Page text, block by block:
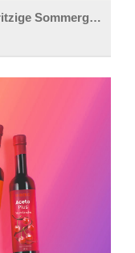
AcetoPlus eignet sich perfekt für spritzige Sommergetränke und Mocktails.